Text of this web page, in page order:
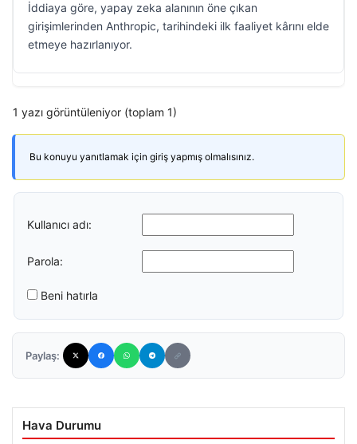
İddiaya göre, yapay zeka alanının öne çıkan
girişimlerinden Anthropic, tarihindeki ilk faaliyet kârını elde
etmeye hazırlanıyor.
1 yazı görüntüleniyor (toplam 1)
Bu konuyu yanıtlamak için giriş yapmış olmalısınız.
Kullanıcı adı:
Parola:
Beni hatırla
Paylaş:
Hava Durumu